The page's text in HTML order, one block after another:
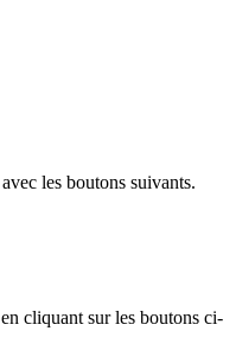
les boutons suivants.
cliquant sur les boutons ci-